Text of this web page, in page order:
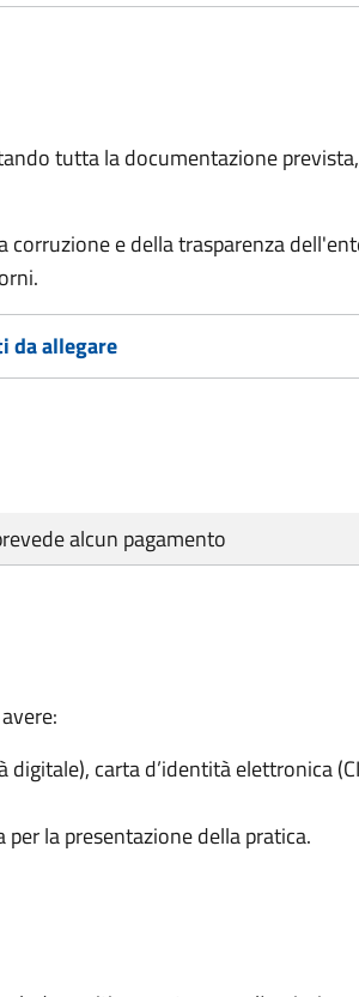
tutta la documentazione
corruzione e della trasparenza
da allegare
alcun pagamento
carta d’identità elettronica
la presentazione della pratica.